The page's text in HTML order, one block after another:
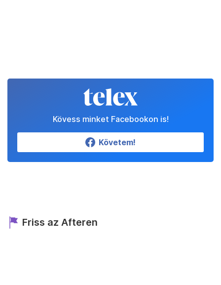
Kövess minket Facebookon is!
Követem!
Friss az Afteren